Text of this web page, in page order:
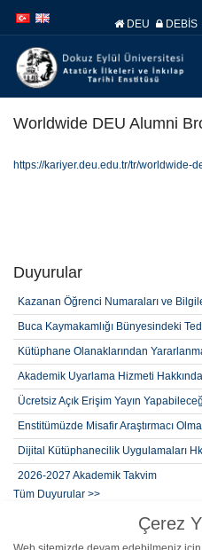
atla
atla
DEU DEBİS
Worldwide DEU Alumni
https://kariyer.deu.edu.tr/tr/worldwide-
Duyurular
Kazanan Öğrenci Numaraları ve
Buca Kaymakamlığı Bünyesindeki
Kütüphane Olanaklarından
Akademik Uyarlama Hizmeti Hakkında
Ücretsiz Açık Erişim Yayın
Enstitümüzde Misafir Araştırmacı
Dijital Kütüphanecilik Uygulamaları
2026-2027 Akademik Takvim
2026-2027 Öğretim Yılı Güz Yarıyılı
Başvuru Şartları ve Takvimi
Tüm Duyurular >>
Mezunlarımızın Yayınları
Çerez